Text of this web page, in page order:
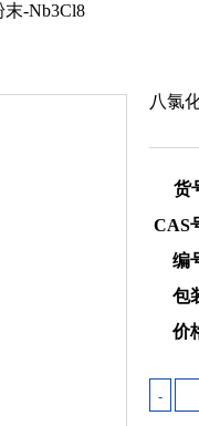
-Nb3Cl8
八氯
货
CAS
编
包
价
-